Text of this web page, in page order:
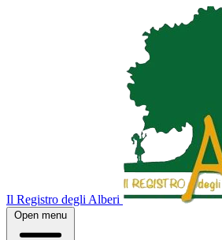
Il Registro degli Alberi
Open menu